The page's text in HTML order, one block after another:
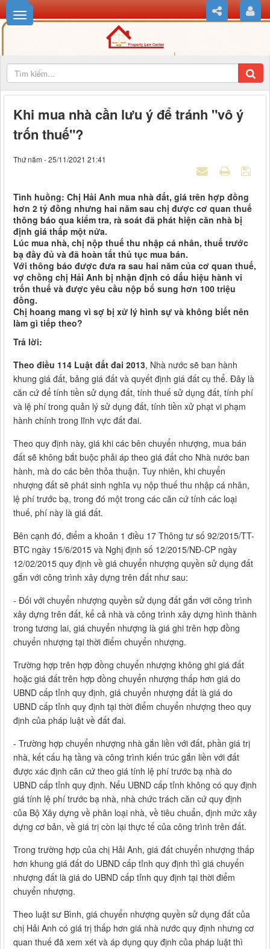
Khi mua nhà cần lưu ý để tránh "vô ý
trốn thuế"?
Thứ năm - 25/11/2021 21:41
Tình huồng: Chị Hải Anh mua nhà đất, giá trên hợp đồng
hơn 2 tỷ đồng nhưng hai năm sau chị được cơ quan thuế
thông báo qua kiểm tra, rà soát đã phát hiện căn nhà bị
định giá thấp một nửa.
Lúc mua nhà, chị nộp thuế thu nhập cá nhân, thuế trước
bạ đầy đủ và đã hoàn tất thủ tục mua bán.
Với thông báo được đưa ra sau hai năm của cơ quan thuế,
vợ chồng chị Hải Anh bị nhận định có dấu hiệu hành vi
trốn thuế và được yêu cầu nộp bổ sung hơn 100 triệu
đồng.
Chị hoang mang vì sợ bị xử lý hình sự và không biết nên
làm gì tiếp theo?
Trả lời:
Theo điều 114 Luật đất đai 2013, Nhà nước sẽ ban hành
khung giá đất, bảng giá đất và quyết định giá đất cụ thể. Đây là
căn cứ để tính tiền sử dụng đất, tính thuế sử dụng đất, tính phí
và lệ phí trong quản lý sử dụng đất, tính tiền xử phạt vi phạm
hành chính trong lĩnh vực đất đai.
Theo quy định này, giá khi các bên chuyển nhượng, mua bán
đất sẽ không bắt buộc phải áp theo giá đất cho Nhà nước ban
hành, mà do các bên thỏa thuận. Tuy nhiên, khi chuyển
nhượng đất sẽ phát sinh nghĩa vụ nộp thuế thu nhập cá nhân,
lệ phí trước bạ, trong đó một trong các căn cứ tính các loại
thuế, phí này là giá đất.
Bên cạnh đó, điểm a khoản 1 điều 17 Thông tư số 92/2015/TT-
BTC ngày 15/6/2015 và Nghị định số 12/2015/NĐ-CP ngày
12/02/2015 quy định về giá chuyển nhượng quyền sử dụng đất
gắn với công trình xây dựng trên đất như sau:
- Đối với chuyển nhượng quyền sử dụng đất gắn với công trình
xây dựng trên đất, kể cả nhà và công trình xây dựng hình thành
trong tương lai, giá chuyển nhượng là giá ghi trên hợp đồng
chuyển nhượng tại thời điểm chuyển nhượng.
Trường hợp trên hợp đồng chuyển nhượng không ghi giá đất
hoặc giá đất trên hợp đồng chuyển nhượng thấp hơn giá do
UBND cấp tỉnh quy định, giá chuyển nhượng đất là giá do
UBND cấp tỉnh quy định tại thời điểm chuyển nhượng theo quy
định của pháp luật về đất đai.
- Trường hợp chuyển nhượng nhà gắn liền với đất, phần giá trị
nhà, kết cấu hạ tầng và công trình kiến trúc gắn liền với đất
được xác định căn cứ theo giá tính lệ phí trước bạ nhà do
UBND cấp tỉnh quy định. Nếu UBND cấp tỉnh không có quy định
giá tính lệ phí trước bạ nhà, nhà chức trách căn cứ quy định
của Bộ Xây dựng về phân loại nhà, về tiêu chuẩn, định mức xây
dựng cơ bản, về giá trị còn lại thực tế của công trình trên đất.
Trong trường hợp của chị Hải Anh, giá đất chuyển nhượng thấp
hơn khung giá đất do UBND cấp tỉnh quy định thì giá chuyển
nhượng đất là giá do UBND cấp tỉnh quy định tại thời điểm
chuyển nhượng.
Theo luật sư Bình, giá chuyển nhượng quyền sử dụng đất của
chị Hải Anh có giá trị thấp hơn giá nhà nước quy định nhưng cơ
quan thuế đã xem xét và áp dụng quy định của pháp luật thì